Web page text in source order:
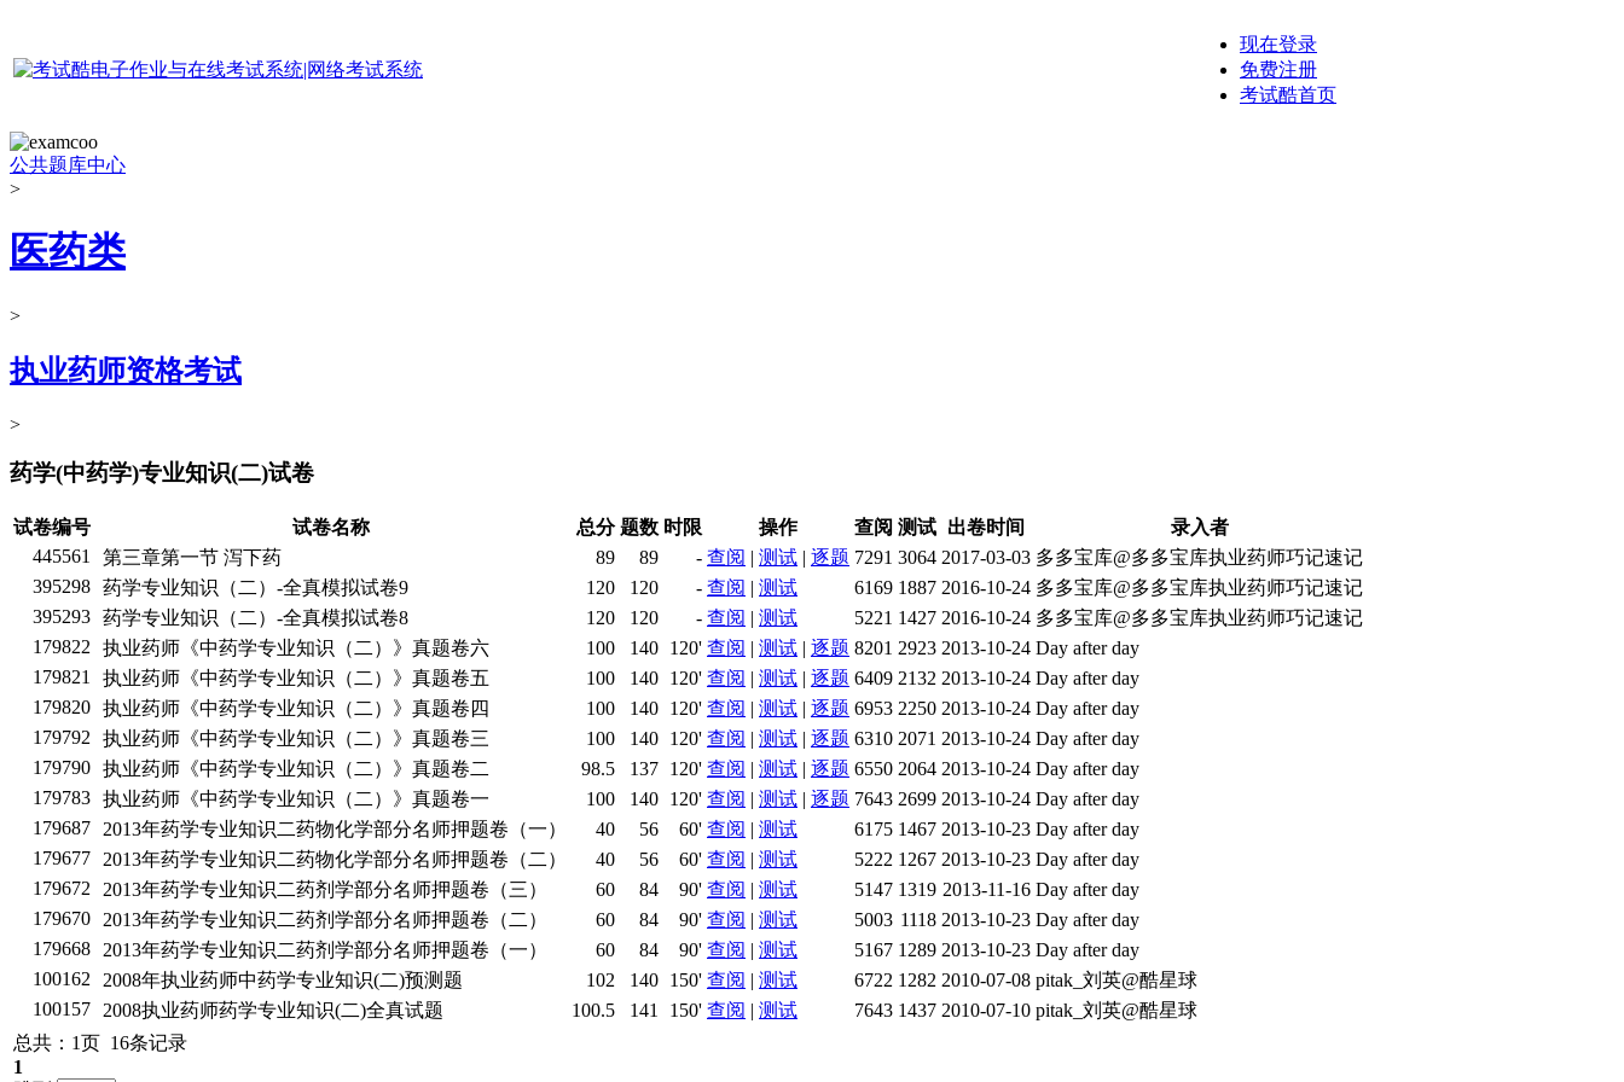
现在登录
免费注册
考试酷首页
公共题库中心
>
医药类
>
执业药师资格考试
>
药学(中药学)专业知识(二)试卷
试卷编号 试卷名称 总分 题数 时限 操作 查阅 测试 出卷时间
录入者
445561
第三章第一节 泻下药 89 89 - 查阅 | 测试 | 逐题 7291 3064 2017-03-03 多多宝库@多多宝库执业药师巧记速记
395298 药学专业知识（二）-全真模拟试卷9 120 120 - 查阅 | 测试 6169 1887 2016-10-24 多多宝库@多多宝库执业药师巧记速记
395293 药学专业知识（二）-全真模拟试卷8 120 120 - 查阅 | 测试 5221 1427 2016-10-24 多多宝库@多多宝库执业药师巧记速记
179822
执业药师《中药学专业知识（二）》真题卷六 100 140 120' 查阅 | 测试 | 逐题 8201 2923 2013-10-24 Day after day
179821
执业药师《中药学专业知识（二）》真题卷五 100 140 120' 查阅 | 测试 | 逐题 6409 2132 2013-10-24 Day after day
179820 执业药师《中药学专业知识（二）》真题卷四 100 140 120' 查阅 | 测试 | 逐题 6953 2250 2013-10-24 Day after day
179792
执业药师《中药学专业知识（二）》真题卷三 100 140 120' 查阅 | 测试 | 逐题 6310 2071 2013-10-24 Day after day
179790 执业药师《中药学专业知识（二）》真题卷二 98.5 137 120' 查阅 | 测试 | 逐题 6550 2064 2013-10-24 Day after day
179783 执业药师《中药学专业知识（二）》真题卷一 100 140 120' 查阅 | 测试 | 逐题 7643 2699 2013-10-24 Day after day
179687
2013年药学专业知识二药物化学部分名师押题卷（一） 40 56 60' 查阅 | 测试 6175 1467 2013-10-23 Day after day
179677
2013年药学专业知识二药物化学部分名师押题卷（二） 40 56 60' 查阅 | 测试 5222 1267 2013-10-23 Day after day
179672
2013年药学专业知识二药剂学部分名师押题卷（三） 60 84 90' 查阅 | 测试 5147 1319 2013-11-16 Day after day
179670
2013年药学专业知识二药剂学部分名师押题卷（二） 60 84 90' 查阅 | 测试 5003 1118 2013-10-23 Day after day
179668
2013年药学专业知识二药剂学部分名师押题卷（一） 60 84 90' 查阅 | 测试 5167 1289 2013-10-23 Day after day
100162
2008年执业药师中药学专业知识(二)预测题 102 140 150' 查阅 | 测试 6722 1282 2010-07-08 pitak_刘英@酷星球
100157
2008执业药师药学专业知识(二)全真试题 100.5 141 150' 查阅 | 测试 7643 1437 2010-07-10 pitak_刘英@酷星球
总共：1页 16条记录
1